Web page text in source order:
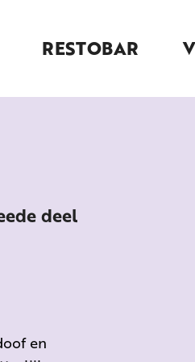
RESTOBAR
deel
en